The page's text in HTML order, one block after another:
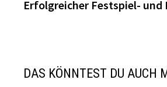
Beitrag:
Erfolgreicher Festspiel-
DAS KÖNNTEST DU AUCH